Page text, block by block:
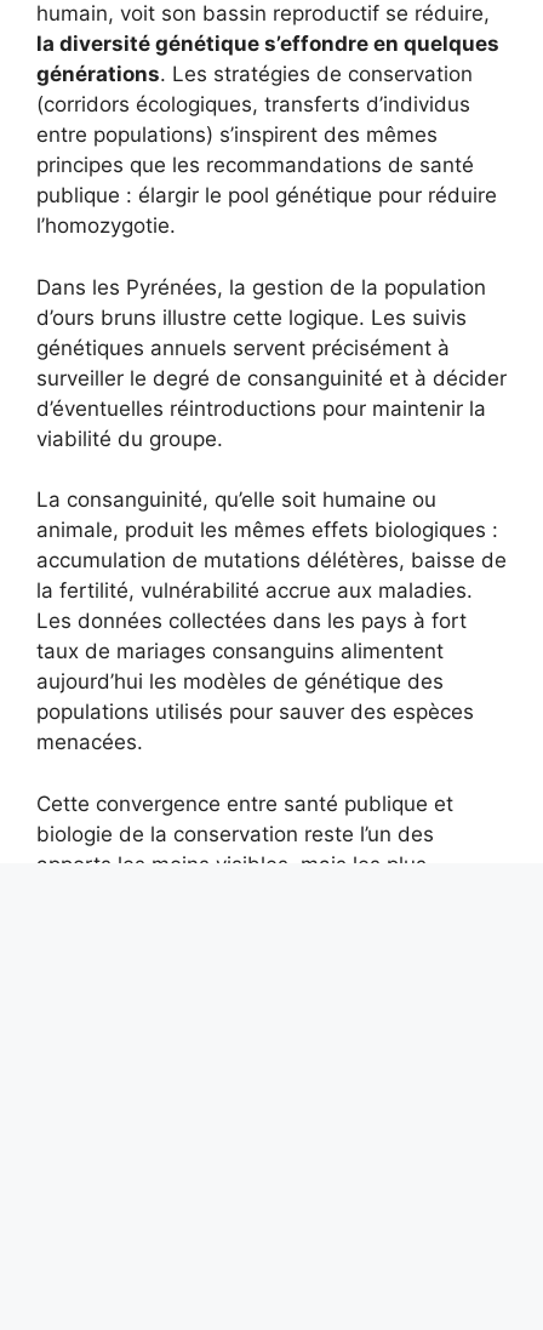
humain, voit son bassin reproductif se réduire,
la diversité génétique s’effondre en quelques
générations. Les stratégies de conservation
(corridors écologiques, transferts d’individus
entre populations) s’inspirent des mêmes
principes que les recommandations de santé
publique : élargir le pool génétique pour réduire
l’homozygotie.
Dans les Pyrénées, la gestion de la population
d’ours bruns illustre cette logique. Les suivis
génétiques annuels servent précisément à
surveiller le degré de consanguinité et à décider
d’éventuelles réintroductions pour maintenir la
viabilité du groupe.
La consanguinité, qu’elle soit humaine ou
animale, produit les mêmes effets biologiques :
accumulation de mutations délétères, baisse de
la fertilité, vulnérabilité accrue aux maladies.
Les données collectées dans les pays à fort
taux de mariages consanguins alimentent
aujourd’hui les modèles de génétique des
populations utilisés pour sauver des espèces
menacées.
Cette convergence entre santé publique et
biologie de la conservation reste l’un des
apports les moins visibles, mais les plus